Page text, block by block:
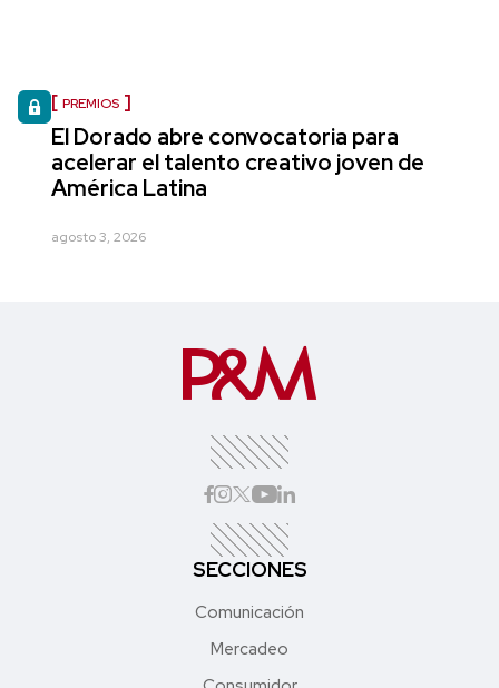
PREMIOS
El Dorado abre convocatoria para
acelerar el talento creativo joven de
América Latina
agosto 3, 2026
SECCIONES
Comunicación
Mercadeo